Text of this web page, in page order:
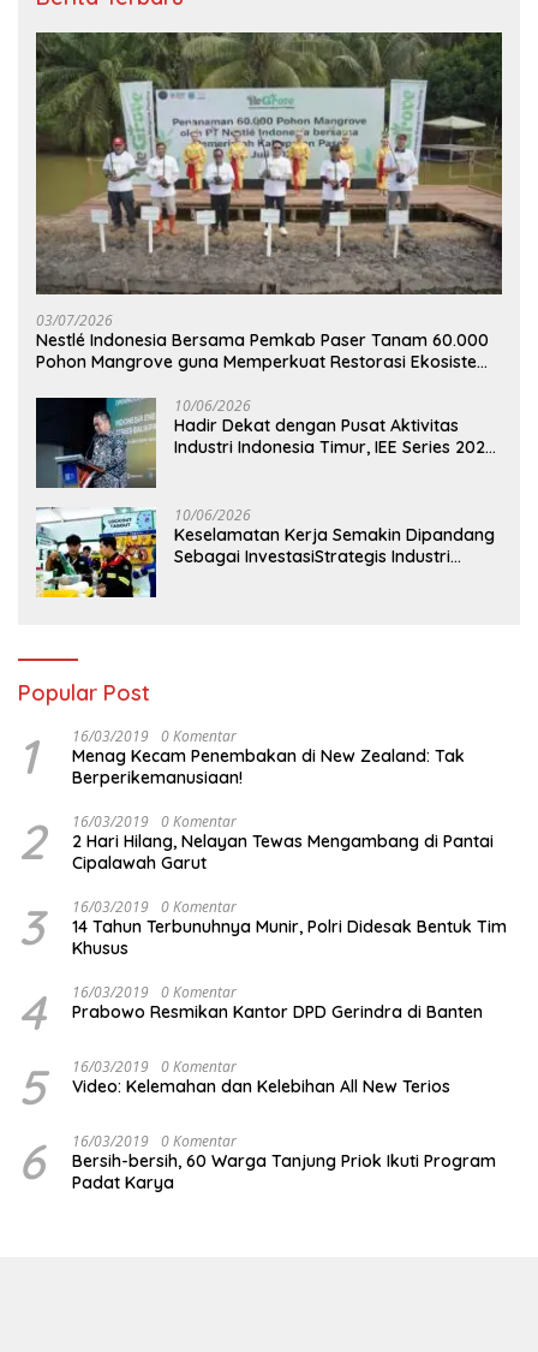
03/07/2026
Nestlé Indonesia Bersama Pemkab Paser Tanam 60.000
Pohon Mangrove guna Memperkuat Restorasi Ekosistem
10/06/2026
Hadir Dekat dengan Pusat Aktivitas
Industri Indonesia Timur, IEE Series 2026
10/06/2026
Keselamatan Kerja Semakin Dipandang
Sebagai InvestasiStrategis Industri
Popular Post
1 16/03/2019 0 Komentar
Menag Kecam Penembakan di New Zealand: Tak
Berperikemanusiaan!
2 16/03/2019 0 Komentar
2 Hari Hilang, Nelayan Tewas Mengambang di Pantai
Cipalawah Garut
3 16/03/2019 0 Komentar
14 Tahun Terbunuhnya Munir, Polri Didesak Bentuk Tim
Khusus
4 16/03/2019 0 Komentar
Prabowo Resmikan Kantor DPD Gerindra di Banten
5 16/03/2019 0 Komentar
Video: Kelemahan dan Kelebihan All New Terios
6 16/03/2019 0 Komentar
Bersih-bersih, 60 Warga Tanjung Priok Ikuti Program
Padat Karya